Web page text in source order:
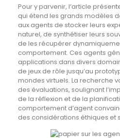
Pour y parvenir, l’article
qui étend les grands modèles
aux agents de stocker leurs
naturel, de synthétiser leurs
de les récupérer
comportement. Ces agents
applications dans divers
de jeux de rôle jusqu’au
mondes virtuels. La recherche
des évaluations, soulignant
de la réflexion et de la
comportement d’agent
des considérations éthiques et